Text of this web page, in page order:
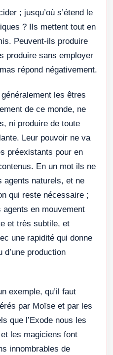
; jusqu’où s’étend le
? Ils mettent tout en
Peuvent-ils produire
produire sans employer
répond négativement.
les êtres
de ce monde, ne
ni produire de toute
Leur pouvoir ne va
préexistants pour en
En un mot ils ne
agents naturels, et ne
qui reste nécessaire ;
en mouvement
et très subtile, et
une rapidité qui donne
d’une production
exemple, qu’il faut
par Moïse et par les
que l’Exode nous les
les magiciens font
innombrables de